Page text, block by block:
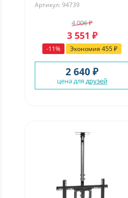
Артикул: 94739
4 006₽
3 551 ₽
-11% Экономия 455₽
2 640 ₽
цена для друзей